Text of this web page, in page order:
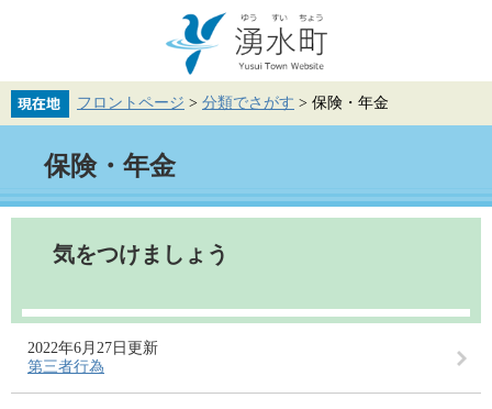
先
で
を
ば
文
フロントページ > 分類でさがす > 保険・年金
保険・年金
気をつけましょう
2022年6月27日更新
第三者行為